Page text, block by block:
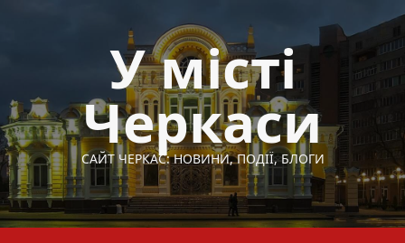
У місті
Черкаси
САЙТ ЧЕРКАС: НОВИНИ, ПОДІЇ, БЛОГИ